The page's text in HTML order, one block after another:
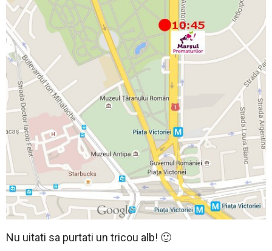
Nu uitati sa purtati un tricou alb! 🙂